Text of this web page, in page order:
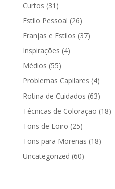
Curtos (31)
Estilo Pessoal (26)
Franjas e Estilos (37)
Inspirações (4)
Médios (55)
Problemas Capilares (4)
Rotina de Cuidados (63)
Técnicas de Coloração (18)
Tons de Loiro (25)
Tons para Morenas (18)
Uncategorized (60)